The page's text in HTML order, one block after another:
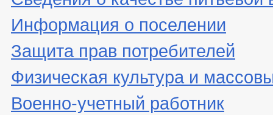
Информация о поселении
Защита прав потребителей
Физическая культура и
Военно-учетный работник